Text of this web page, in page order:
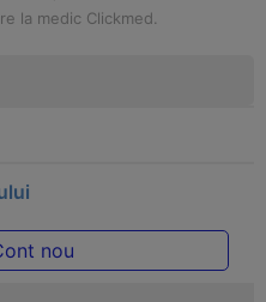
la medic Clickmed.
nou